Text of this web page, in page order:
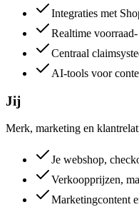
Integraties met
Realtime
Centraal
AI-tools voor
Jij
Merk, marketing en
Je webshop,
Verkoopprijzen,
Marketingcontent